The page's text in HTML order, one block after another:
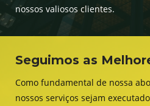
nossos valiosos clientes.
Seguimos as
Como fundamental de nossa
nossos serviços sejam